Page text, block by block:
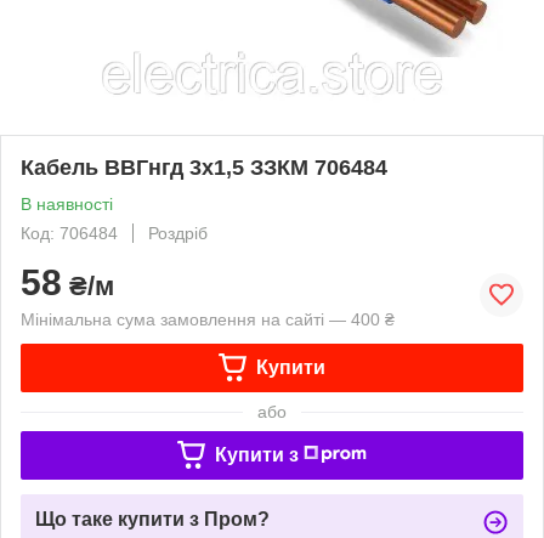
Кабель ВВГнгд 3х1,5 ЗЗКМ 706484
В наявності
Код: 706484
Роздріб
58 ₴/м
Мінімальна сума замовлення на сайті — 400 ₴
Купити
або
Купити з
Що таке купити з Пром?